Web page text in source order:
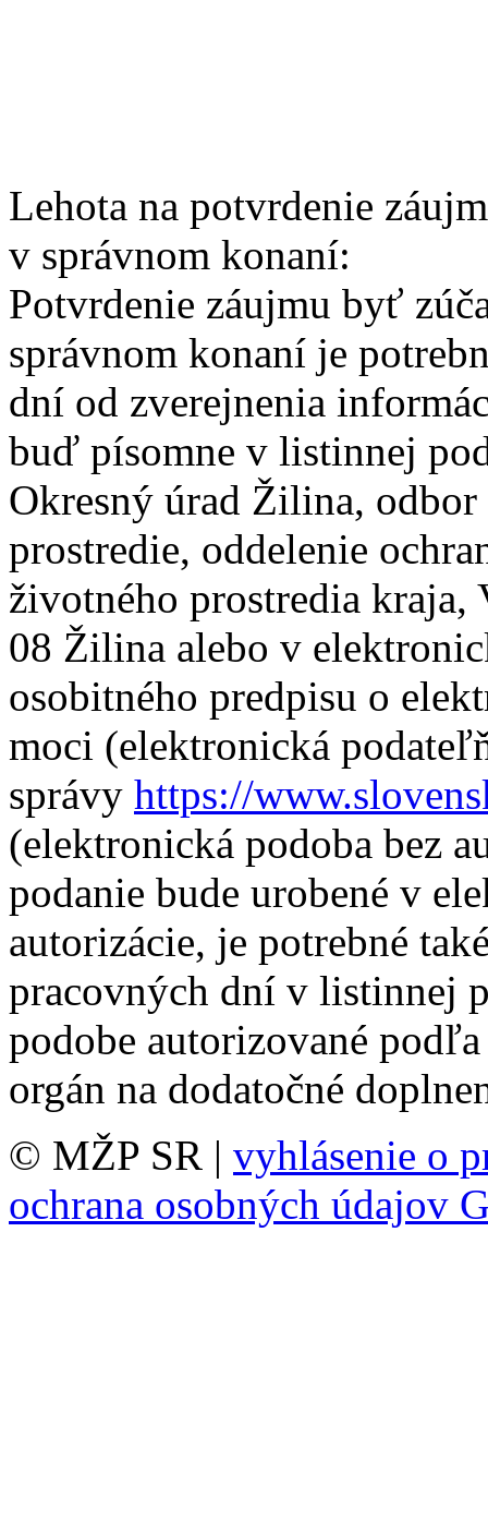
Lehota na potvrdenie
v správnom konaní:
Potvrdenie záujmu byť
správnom konaní je
dní od zverejnenia
buď písomne v listinnej
Okresný úrad Žilina,
prostredie, oddelenie
životného prostredia
08 Žilina alebo v
osobitného predpisu o
moci (elektronická
správy https://
(elektronická podoba bez
podanie bude urobené v
autorizácie, je potrebné
pracovných dní v listinnej
podobe autorizované
orgán na dodatočné
© MŽP SR | vyhlásenie o
ochrana osobných údajov